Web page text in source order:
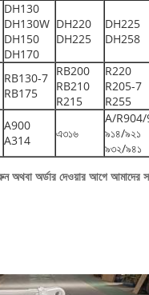
DH130
DH130W
DH150
DH170
DH220
DH225
DH225
DH258
RB130-7
RB175
RB200
RB210
R215
R220
R205-7
R255
A900
A314
এ৩১৬
A/
৯১৪/৯২১
৯৩২/৯৪১
অথবা অর্ডার দেওয়ার আগে আমাদের